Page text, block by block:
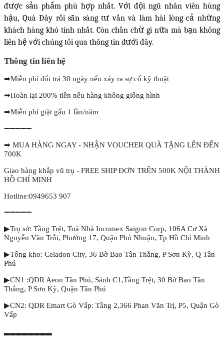
được sản phẩm phù hợp nhất. Với đội ngũ nhân viên hùng
hậu, Quà Đây rồi sẵn sàng tư vấn và làm hài lòng cả những
khách hàng khó tính nhất. Còn chần chừ gì nữa mà bạn không
liên hệ với chúng tôi qua thông tin dưới đây.
Thông tin liên hệ
➡Miễn phí đổi trả 30 ngày nếu xảy ra sự cố kỹ thuật
➡Hoàn lại 200% tiền nếu hàng không giống hình
➡Miễn phí giặt gấu 1 lần/năm
➖➖➖➖➖
➡ MUA HÀNG NGAY - NHẬN VOUCHER QUÀ TẶNG LÊN ĐẾN
700K
Giao hàng khắp vũ trụ - FREE SHIP ĐƠN TRÊN 500K NỘI THÀNH
HỒ CHÍ MINH
Hotline:0949653 907
➖➖➖➖➖
▶Trụ sở: Tầng Trệt, Toà Nhà Incomex Saigon Corp, 106A Cư Xá
Nguyễn Văn Trỗi, Phường 17, Quận Phú Nhuận, Tp Hồ Chí Minh
▶Tổng kho: Celadon City, 36 Bờ Bao Tân Thắng, P Sơn Kỳ, Q Tân
Phú
▶CN1 :QDR Aeon Tân Phú, Sảnh C1,Tầng Trệt, 30 Bờ Bao Tân
Thắng, P Sơn Kỳ, Quận Tân Phú
▶CN2: QDR Emart Gò Vấp: Tầng 2,366 Phan Văn Trị, P5, Quận Gò
Vấp